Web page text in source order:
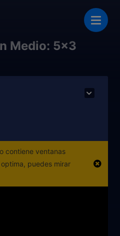
Medio: 5x3
contiene ventanas
puedes mirar